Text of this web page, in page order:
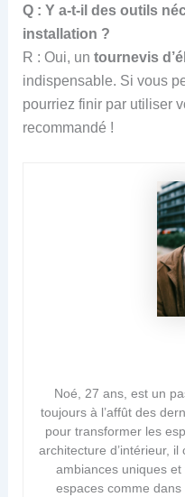
Q : Y a-t-il des outils
installation ?
R : Oui, un tournevis
indispensable. Si vous
pourriez finir par utiliser
recommandé !
Noé, 27 ans, est un
toujours à l’affût des
pour transformer les
architecture d’intérieur,
ambiances uniques
espaces comme